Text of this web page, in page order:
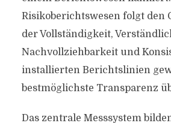
Risikoberichtswesen folgt den
der Vollständigkeit,
Nachvollziehbarkeit und
installierten Berichtslinien
bestmöglichste Transparenz
Das zentrale Messsystem